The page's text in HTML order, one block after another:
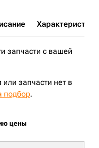
Характеристики
запчасти с вашей
запчасти нет в
подбор.
цены